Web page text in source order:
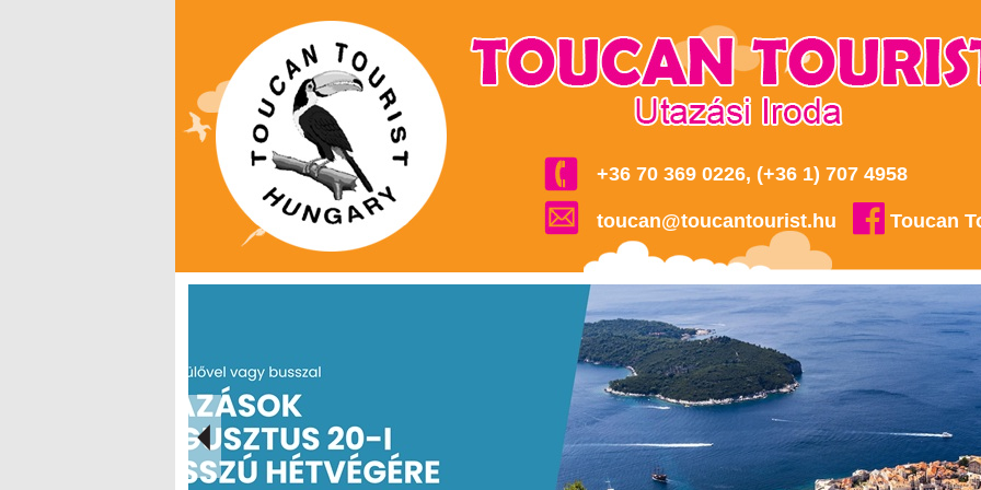
+36 70 369 0226, (+36 1) 707 4958
toucan@toucantourist.hu Toucan